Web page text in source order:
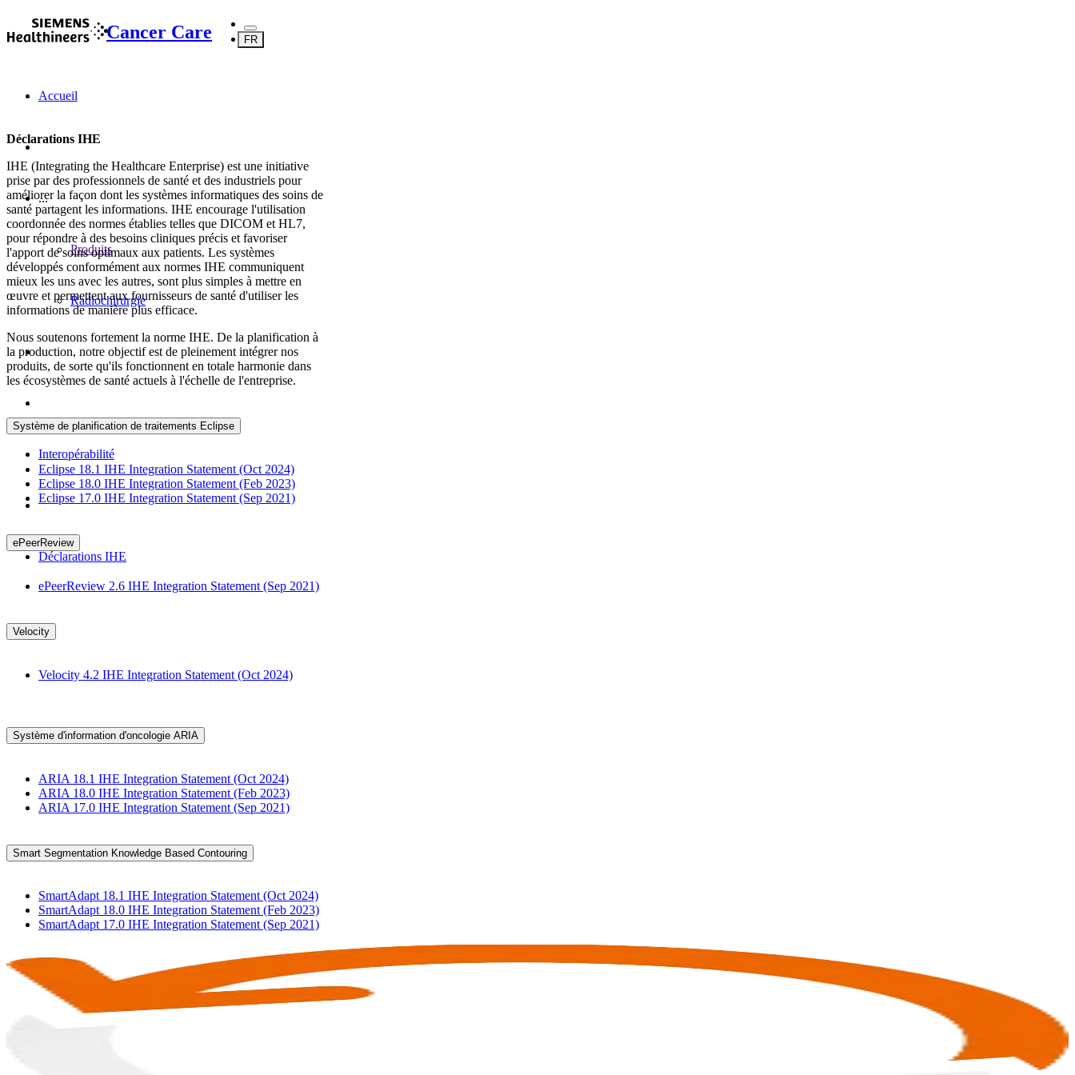
Cancer Care FR
Accueil
...
Produits
Radiochirurgie
Interopérabilité
Déclarations IHE
Déclarations IHE
IHE (Integrating the Healthcare Enterprise) est une initiative
prise par des professionnels de santé et des industriels pour
améliorer la façon dont les systèmes informatiques des soins de
santé partagent les informations. IHE encourage l'utilisation
coordonnée des normes établies telles que DICOM et HL7,
pour répondre à des besoins cliniques précis et favoriser
l'apport de soins optimaux aux patients. Les systèmes
développés conformément aux normes IHE communiquent
mieux les uns avec les autres, sont plus simples à mettre en
œuvre et permettent aux fournisseurs de santé d'utiliser les
informations de manière plus efficace.
Nous soutenons fortement la norme IHE. De la planification à
la production, notre objectif est de pleinement intégrer nos
produits, de sorte qu'ils fonctionnent en totale harmonie dans
les écosystèmes de santé actuels à l'échelle de l'entreprise.
Système de planification de traitements Eclipse
Eclipse 18.1 IHE Integration Statement (Oct 2024)
Eclipse 18.0 IHE Integration Statement (Feb 2023)
Eclipse 17.0 IHE Integration Statement (Sep 2021)
ePeerReview
ePeerReview 2.6 IHE Integration Statement (Sep 2021)
Velocity
Velocity 4.2 IHE Integration Statement (Oct 2024)
Système d'information d'oncologie ARIA
ARIA 18.1 IHE Integration Statement (Oct 2024)
ARIA 18.0 IHE Integration Statement (Feb 2023)
ARIA 17.0 IHE Integration Statement (Sep 2021)
Smart Segmentation Knowledge Based Contouring
SmartAdapt 18.1 IHE Integration Statement (Oct 2024)
SmartAdapt 18.0 IHE Integration Statement (Feb 2023)
SmartAdapt 17.0 IHE Integration Statement (Sep 2021)